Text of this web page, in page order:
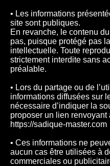
• Les informations
site sont publiques.
En revanche, le contenu
pas, puisque protégé pas
intellectuelle. Toute
strictement interdite sans
préalable.
• Lors du partage ou de
informations diffusées sur
nécessaire d’indiquer la
proposer un lien renvoyant
https://sadique-master.com
• Ces informations ne
aucun cas être utilisées à
commerciales ou